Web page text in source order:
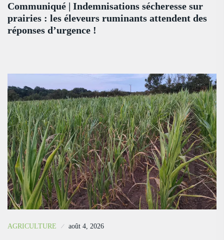
Communiqué | Indemnisations sécheresse sur
prairies : les éleveurs ruminants attendent des
réponses d’urgence !
AGRICULTURE août 4, 2026